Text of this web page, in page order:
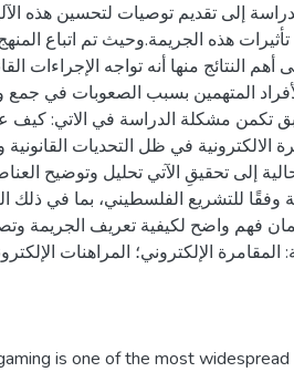
إلى تقديم توصيات لتحسين هذه
هذه الجريمة.وحيث تم اتباع
النتائج منها أنه تواجه الإجراءات
المتهمين بسبب الصعوبات في جمع
تكمن مشكلة الدراسة في الاتي: كيف
في ظل التحديات القانونية
إلى تحقيقِ الآتي تحليل وتوضيح
وفقًا للتشريع الفلسطيني، بما في ذلك
فهم واضح لكيفية تعريف الجريمة
المقامرة الإلكتروني؛ المراهنات
is one of the most